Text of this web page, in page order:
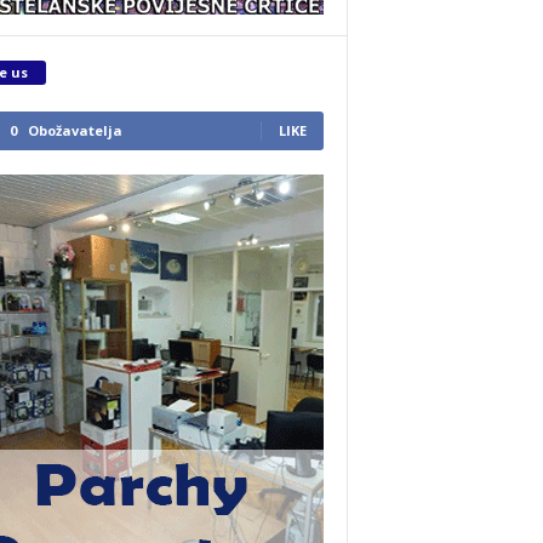
us
0 Obožavatelja LIKE